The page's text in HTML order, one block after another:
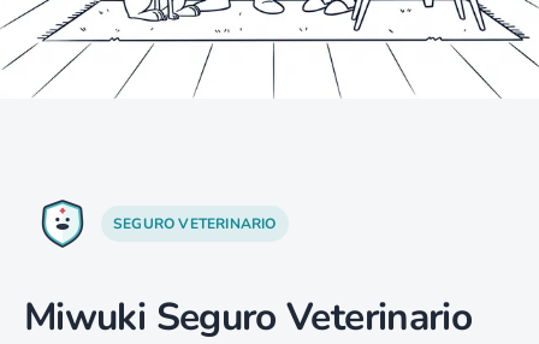
SEGURO VETERINARIO
Miwuki Seguro Veterinario